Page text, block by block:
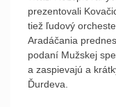
prezentovali
tiež ľudový
Aradáčania
podaní Mužskej
a zaspievajú a
Ďurdeva.